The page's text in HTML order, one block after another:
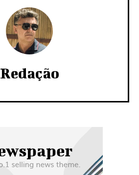
Redação